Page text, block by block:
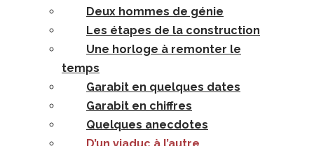
Deux hommes de génie
Les étapes de la construction
Une horloge à remonter le
temps
Garabit en quelques dates
Garabit en chiffres
Quelques anecdotes